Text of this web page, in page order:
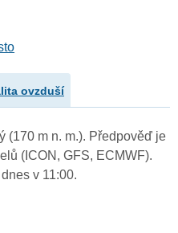
ovzduší
(170 m n. m.). Předpověď je
(ICON, GFS, ECMWF).
v 11:00.